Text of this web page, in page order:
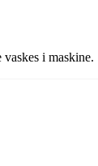
i maskine.